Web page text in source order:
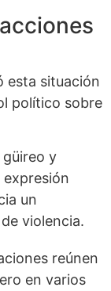
esta situación
político sobre
güireo y
expresión
un
violencia.
reúnen
en varios